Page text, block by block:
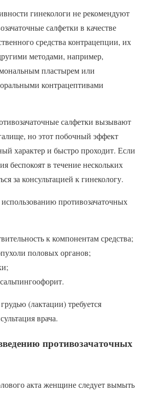
гинекологи не рекомендуют
салфетки в качестве
средства контрацепции, их
методами, например,
пластырем или
контрацептивами
салфетки вызывают
но этот побочный эффект
характер и быстро проходит. Если
беспокоят в течение нескольких
за консультацией к гинекологу.
противозачаточных
к компонентам средства;
половых органов;
(лактации) требуется
врача.
противозачаточных
акта женщине следует вымыть